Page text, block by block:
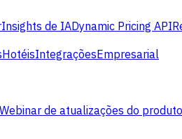
Insights de IADynamic Pricing API
HotéisIntegraçõesEmpresarial
Webinar de atualizações do produto